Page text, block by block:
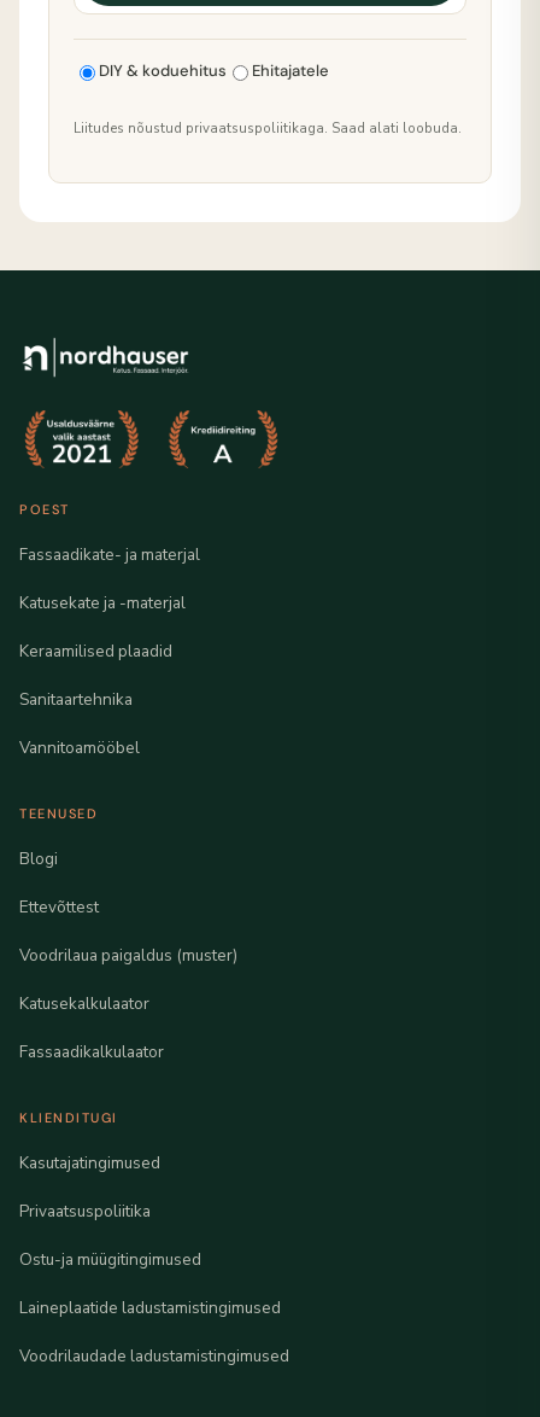
DIY & koduehitus Ehitajatele
Liitudes nõustud privaatsuspoliitikaga. Saad alati loobuda.
POEST
Fassaadikate- ja materjal
Katusekate ja -materjal
Keraamilised plaadid
Sanitaartehnika
Vannitoamööbel
TEENUSED
Blogi
Ettevõttest
Voodrilaua paigaldus (muster)
Katusekalkulaator
Fassaadikalkulaator
KLIENDITUGI
Kasutajatingimused
Privaatsuspoliitika
Ostu-ja müügitingimused
Laineplaatide ladustamistingimused
Voodrilaudade ladustamistingimused